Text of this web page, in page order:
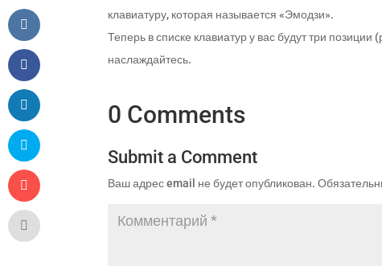
клавиатуру, которая называется «Эмодзи».
Теперь в списке клавиатур у вас будут три
наслаждайтесь.
0 Comments
Submit a Comment
Ваш адрес email не будет опубликован.